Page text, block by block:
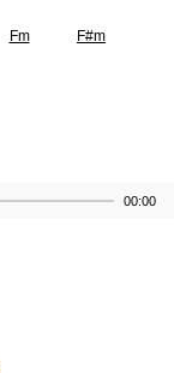
Fm
F#m
00:00